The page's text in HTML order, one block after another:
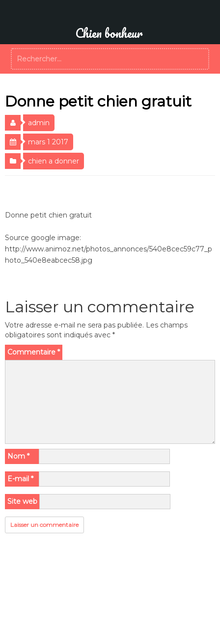
Chien bonheur
Donne petit chien gratuit
admin
mars 1 2017
chien a donner
Donne petit chien gratuit
Source google image:
http://www.animoz.net/photos_annonces/540e8cec59c77_p
hoto_540e8eabcec58.jpg
Laisser un commentaire
Votre adresse e-mail ne sera pas publiée. Les champs
obligatoires sont indiqués avec *
Commentaire *
Nom *
E-mail *
Site web
Rechercher :